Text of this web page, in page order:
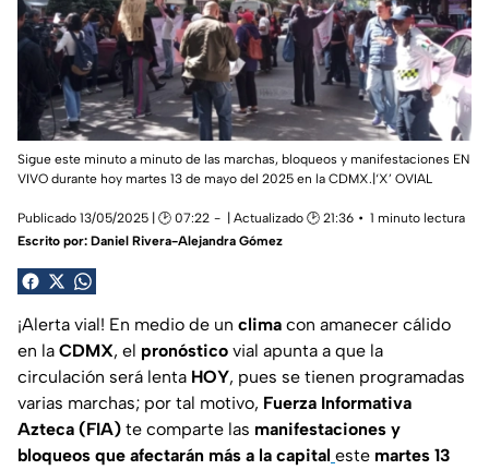
Sigue este minuto a minuto de las marchas, bloqueos y manifestaciones EN
VIVO durante hoy martes 13 de mayo del 2025 en la CDMX.|‘X’ OVIAL
Publicado 13/05/2025 | 🕑 07:22 | Actualizado 🕑 21:36
1 minuto lectura
Escrito por: Daniel Rivera-Alejandra Gómez
¡Alerta vial! En medio de un clima con amanecer cálido
en la CDMX, el pronóstico vial apunta a que la
circulación será lenta HOY, pues se tienen programadas
varias marchas; por tal motivo, Fuerza Informativa
Azteca (FIA) te comparte las manifestaciones y
bloqueos que afectarán más a la capital este martes 13